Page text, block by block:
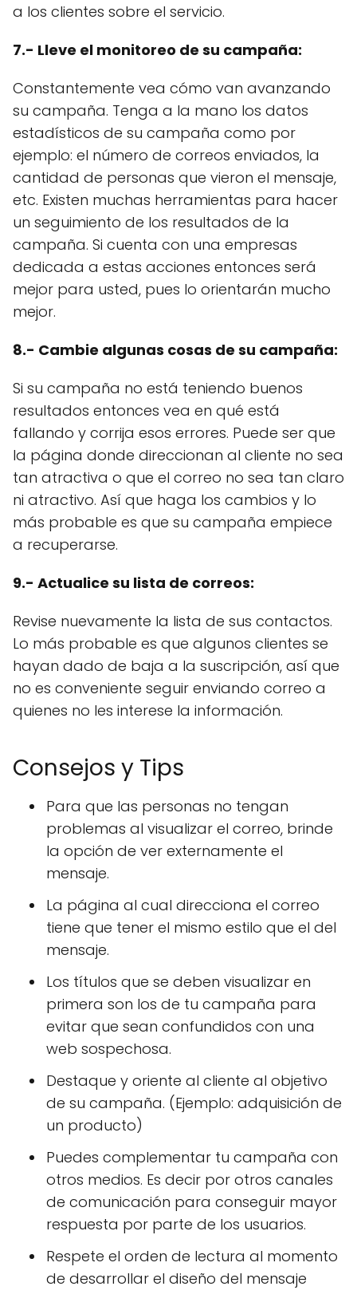
a los clientes sobre el servicio.
7.- Lleve el monitoreo de su campaña:
Constantemente vea cómo van avanzando
su campaña. Tenga a la mano los datos
estadísticos de su campaña como por
ejemplo: el número de correos enviados, la
cantidad de personas que vieron el mensaje,
etc. Existen muchas herramientas para hacer
un seguimiento de los resultados de la
campaña. Si cuenta con una empresas
dedicada a estas acciones entonces será
mejor para usted, pues lo orientarán mucho
mejor.
8.- Cambie algunas cosas de su campaña:
Si su campaña no está teniendo buenos
resultados entonces vea en qué está
fallando y corrija esos errores. Puede ser que
la página donde direccionan al cliente no sea
tan atractiva o que el correo no sea tan claro
ni atractivo. Así que haga los cambios y lo
más probable es que su campaña empiece
a recuperarse.
9.- Actualice su lista de correos:
Revise nuevamente la lista de sus contactos.
Lo más probable es que algunos clientes se
hayan dado de baja a la suscripción, así que
no es conveniente seguir enviando correo a
quienes no les interese la información.
Consejos y Tips
Para que las personas no tengan
problemas al visualizar el correo, brinde
la opción de ver externamente el
mensaje.
La página al cual direcciona el correo
tiene que tener el mismo estilo que el del
mensaje.
Los títulos que se deben visualizar en
primera son los de tu campaña para
evitar que sean confundidos con una
web sospechosa.
Destaque y oriente al cliente al objetivo
de su campaña. (Ejemplo: adquisición de
un producto)
Puedes complementar tu campaña con
otros medios. Es decir por otros canales
de comunicación para conseguir mayor
respuesta por parte de los usuarios.
Respete el orden de lectura al momento
de desarrollar el diseño del mensaje